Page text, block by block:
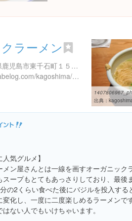
ラーメン
鹿児島県鹿児島市東千石町１５-１４
https://tabelog.com/kagoshima/A4601/A460101/46009841/
出典：
人気グルメ】
メン屋さんとは一線を画すオーガニック
スープもとてもあっさりしており、最後
の2くらい食べた後にバジルを投入する
変化し、一度に二度楽しめるラーメンで
ない人でもいけちゃいます。